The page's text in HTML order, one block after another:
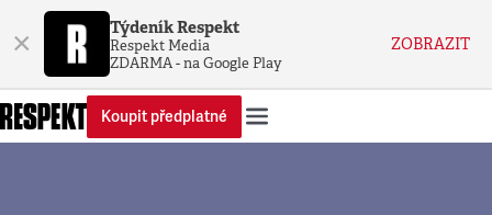
× Týdeník Respekt
Respekt Media
ZDARMA - na Google Play
ZOBRAZIT
Koupit předplatné